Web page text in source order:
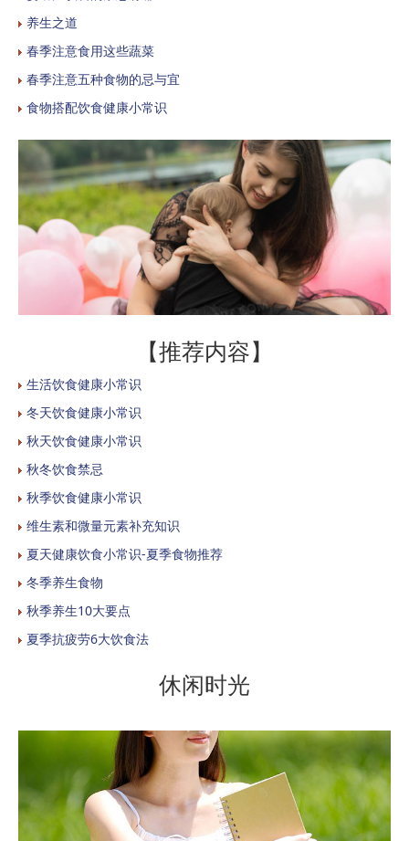
养生之道
春季注意食用这些蔬菜
春季注意五种食物的忌与宜
食物搭配饮食健康小常识
【推荐内容】
生活饮食健康小常识
冬天饮食健康小常识
秋天饮食健康小常识
秋冬饮食禁忌
秋季饮食健康小常识
维生素和微量元素补充知识
夏天健康饮食小常识-夏季食物推荐
冬季养生食物
秋季养生10大要点
夏季抗疲劳6大饮食法
休闲时光